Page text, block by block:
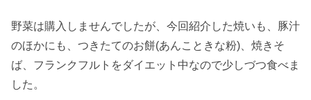
野菜は購入しませんでしたが、今回紹介した焼いも、豚汁
のほかにも、つきたてのお餅(あんこときな粉)、焼きそ
ば、フランクフルトをダイエット中なので少しづつ食べま
した。